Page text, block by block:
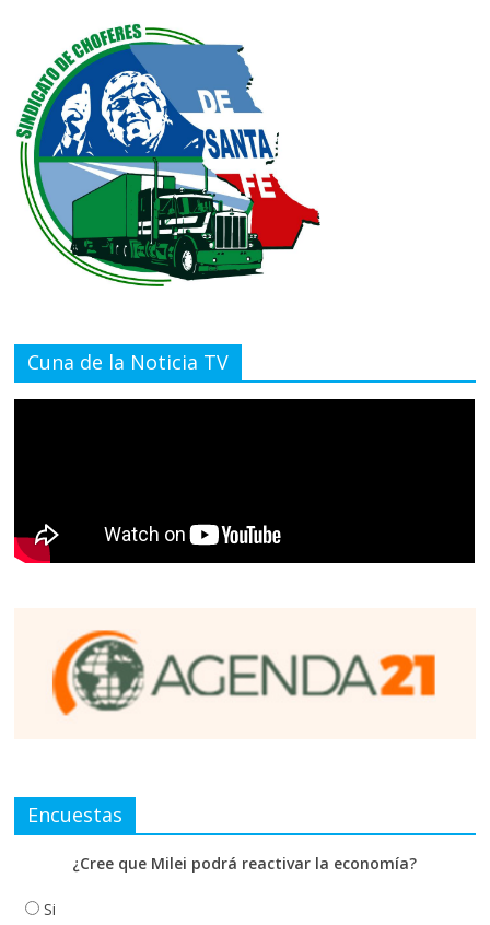
Cuna de la Noticia TV
Encuestas
¿Cree que Milei podrá reactivar la economía?
Si